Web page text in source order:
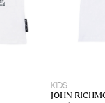
KIDS
JOHN